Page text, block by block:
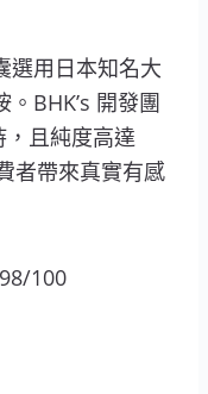
選用日本知名大
BHK’s 開發團
且純度高達
者帶來真實有感
98/100